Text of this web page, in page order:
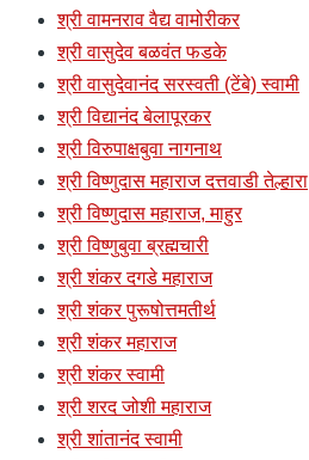
श्री वामनराव वैद्य वामोरीकर
श्री वासुदेव बळवंत फडके
श्री वासुदेवानंद सरस्वती (टेंबे) स्वामी
श्री विद्यानंद बेलापूरकर
श्री विरुपाक्षबुवा नागनाथ
श्री विष्णुदास महाराज दत्तवाडी तेल्हारा
श्री विष्णुदास महाराज, माहुर
श्री विष्णुबुवा ब्रह्मचारी
श्री शंकर दगडे महाराज
श्री शंकर पुरूषोत्तमतीर्थ
श्री शंकर महाराज
श्री शंकर स्वामी
श्री शरद जोशी महाराज
श्री शांतानंद स्वामी